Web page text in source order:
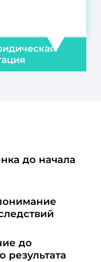
до начала
до
результата